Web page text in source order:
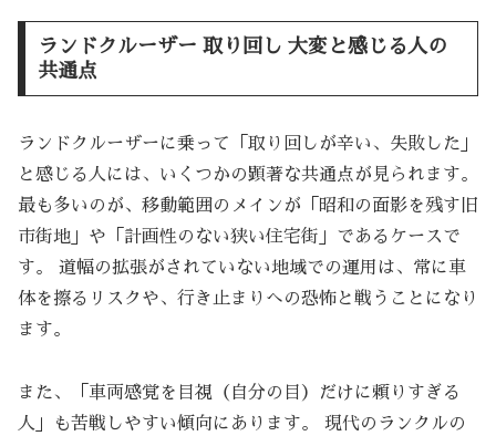
ランドクルーザー 取り回し 大変と感じる人の
共通点
ランドクルーザーに乗って「取り回しが辛い、失敗した」
と感じる人には、いくつかの顕著な共通点が見られます。
最も多いのが、移動範囲のメインが「昭和の面影を残す旧
市街地」や「計画性のない狭い住宅街」であるケースで
す。 道幅の拡張がされていない地域での運用は、常に車
体を擦るリスクや、行き止まりへの恐怖と戦うことになり
ます。
また、「車両感覚を目視（自分の目）だけに頼りすぎる
人」も苦戦しやすい傾向にあります。 現代のランクルの